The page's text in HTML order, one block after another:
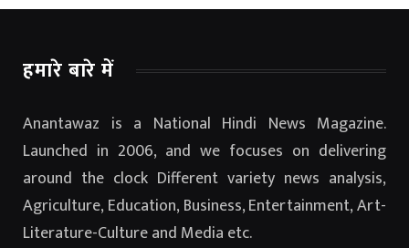
हमारे बारे में
Anantawaz is a National Hindi News Magazine.
Launched in 2006, and we focuses on delivering
around the clock Different variety news analysis,
Agriculture, Education, Business, Entertainment, Art-
Literature-Culture and Media etc.